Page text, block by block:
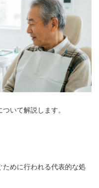
いて解説します。
ために行われる代表的な処